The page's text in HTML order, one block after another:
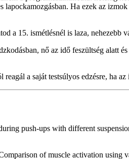
Ha ezek az
a 15. ismétlésnél is laza, nehezebb
nő az idő feszültség alatt
reagál a saját testsúlyos edzésre, ha
push-ups with different
of muscle activation using